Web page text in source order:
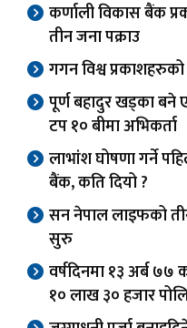
कर्णाली विकास बैंक
तीन जना पक्राउ
गगन विश्व
पूर्ण बहादुर खड्का बने
टप १० बीमा अभिकर्ता
लाभांश घोषणा गर्ने
बैंक, कति दियो ?
सन नेपाल लाइफको
सुरु
वर्षदिनमा १३ अर्ब ७७
१० लाख ३० हजार